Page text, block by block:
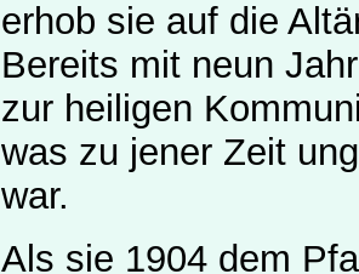
erhob sie auf die
Bereits mit neun
zur heiligen
was zu jener Zeit
war.
Als sie 1904 dem